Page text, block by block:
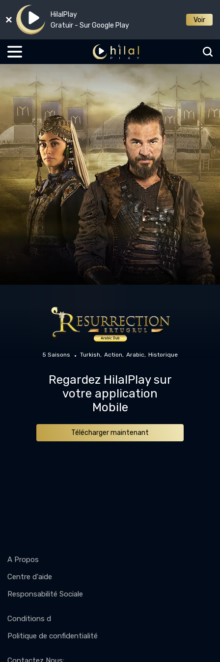
HilalPlay
Gratuir - Sur Google Play
Voir
5 Saisons Turkish Action Arabic Historique
Regardez HilalPlay sur
votre application
Mobile
Télécharger maintenant
A Propos
Centre d'aide
Responsabilité Sociale
Conditions d
Politique de confidentialité